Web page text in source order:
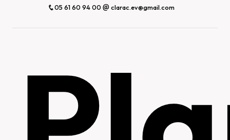
05 61 60 94 00 clarac.ev@gmail.com